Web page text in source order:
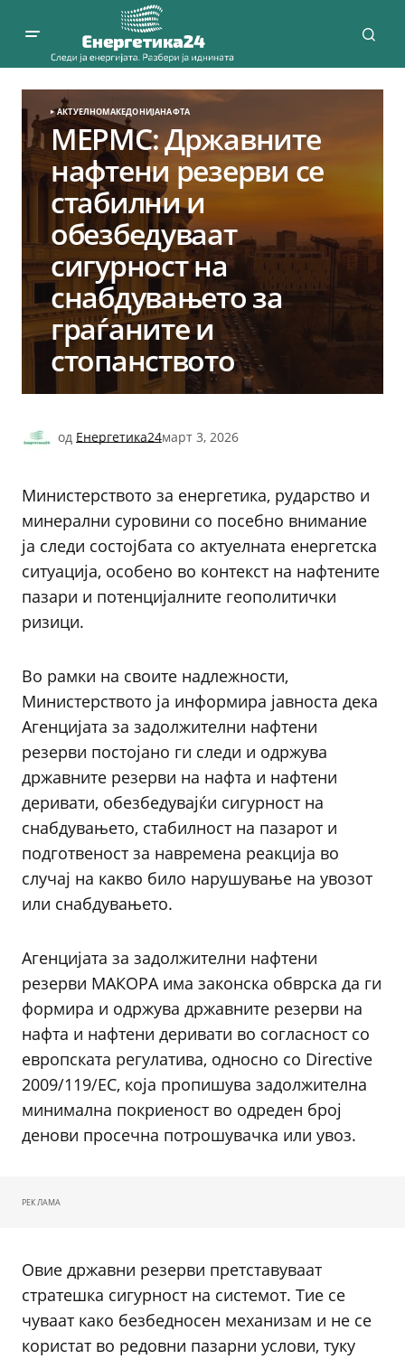
АКТУЕЛНОМАКЕДОНИЈАНАФТА
МЕРМС: Државните
нафтени резерви се
стабилни и
обезбедуваат
сигурност на
снабдувањето за
граѓаните и
стопанството
од Енергетика24март 3, 2026
Министерството за енергетика, рударство и
минерални суровини со посебно внимание
ја следи состојбата со актуелната енергетска
ситуација, особено во контекст на нафтените
пазари и потенцијалните геополитички
ризици.
Во рамки на своите надлежности,
Министерството ја информира јавноста дека
Агенцијата за задолжителни нафтени
резерви постојано ги следи и одржува
државните резерви на нафта и нафтени
деривати, обезбедувајќи сигурност на
снабдувањето, стабилност на пазарот и
подготвеност за навремена реакција во
случај на какво било нарушување на увозот
или снабдувањето.
Агенцијата за задолжителни нафтени
резерви МАКОРА има законска обврска да ги
формира и одржува државните резерви на
нафта и нафтени деривати во согласност со
европската регулатива, односно со Directive
2009/119/EC, која пропишува задолжителна
минимална покриеност во одреден број
денови просечна потрошувачка или увоз.
РЕКЛАМА
Овие државни резерви претставуваат
стратешка сигурност на системот. Тие се
чуваат како безбедносен механизам и не се
користат во редовни пазарни услови, туку